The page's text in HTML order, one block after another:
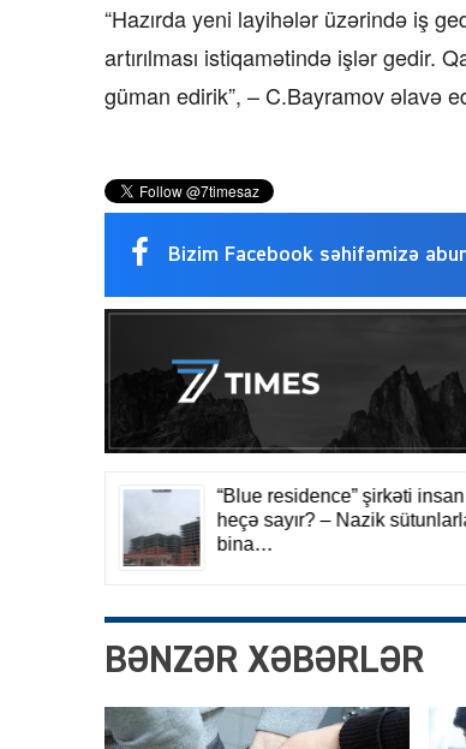
“Hazırda yeni layihələr üzərində iş
artırılması istiqamətində işlər gedir.
güman edirik”, – C.Bayramov əlavə
Bizim Facebook səhifəmizə
BƏNZƏR XƏBƏRLƏR